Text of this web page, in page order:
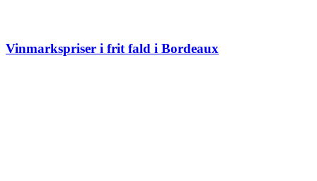
Vinmarkspriser i frit fald i Bordeaux